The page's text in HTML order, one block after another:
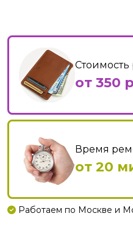
Стоимость
от 350
Время
от 20
Работаем по Москве и